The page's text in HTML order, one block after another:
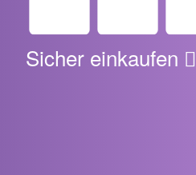
Sicher einkaufen